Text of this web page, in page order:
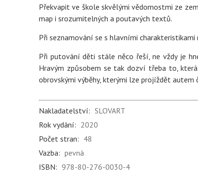
Překvapit ve škole skvělými vědomostmi ze
map i srozumitelných a poutavých textů.
Při seznamování se s hlavními
Při putování děti stále něco řeší, ne vždy je
Hravým způsobem se tak dozví třeba to,
obrovskými výběhy, kterými lze projíždět autem
Nakladatelství: SLOVART
Rok vydání: 2020
Počet stran: 48
Vazba: pevná
ISBN: 978-80-276-0030-4